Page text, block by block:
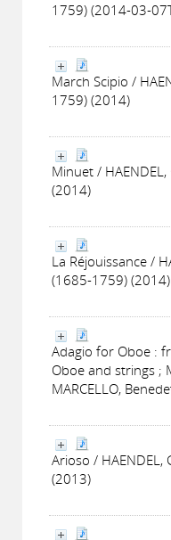
1759) (2014-03-
March Scipio /
1759) (2014)
Minuet /
(2014)
La Réjouissance /
(1685-1759) (2014)
Adagio for Oboe :
Oboe and strings ;
MARCELLO,
Arioso /
(2013)